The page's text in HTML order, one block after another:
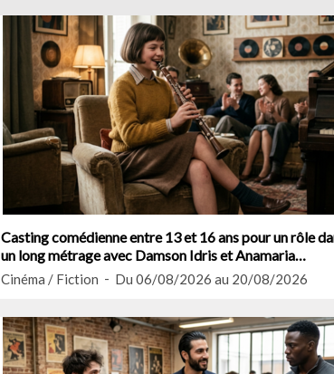
Casting comédienne entre 13 et 16 ans pour un rôle
un long métrage avec Damson Idris et Anamaria
Vartolomei
Cinéma / Fiction Du 06/08/2026 au 20/08/2026